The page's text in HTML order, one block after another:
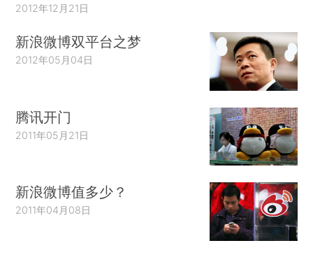
2012年12月21日
新浪微博双平台之梦
2012年05月04日
腾讯开门
2011年05月21日
新浪微博值多少？
2011年04月08日